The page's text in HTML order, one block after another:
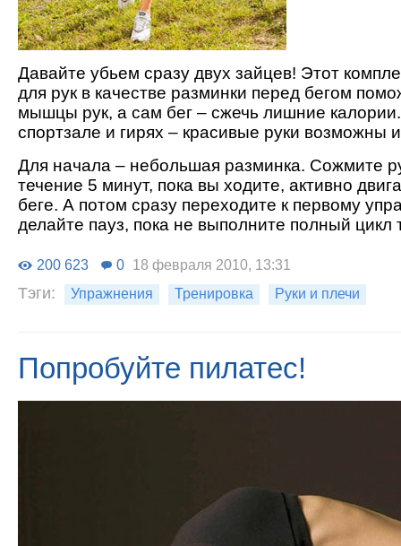
Давайте убьем сразу двух зайцев! Этот
для рук в качестве разминки перед бегом
мышцы рук, а сам бег – сжечь лишние
спортзале и гирях – красивые руки возможны
Для начала – небольшая разминка. Сожмите
течение 5 минут, пока вы ходите, активно
беге. А потом сразу переходите к первому
делайте пауз, пока не выполните полный цикл
200 623 0 18 февраля 2010, 13:31
Тэги: Упражнения Тренировка Руки и плечи
Попробуйте пилатес!